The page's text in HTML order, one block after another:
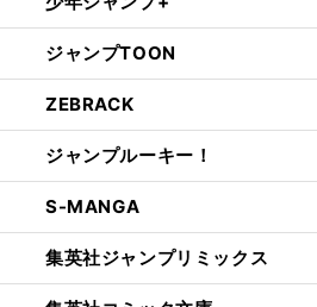
ジャンプTOON
ZEBRACK
ジャンプルーキー！
S-MANGA
集英社ジャンプリミックス